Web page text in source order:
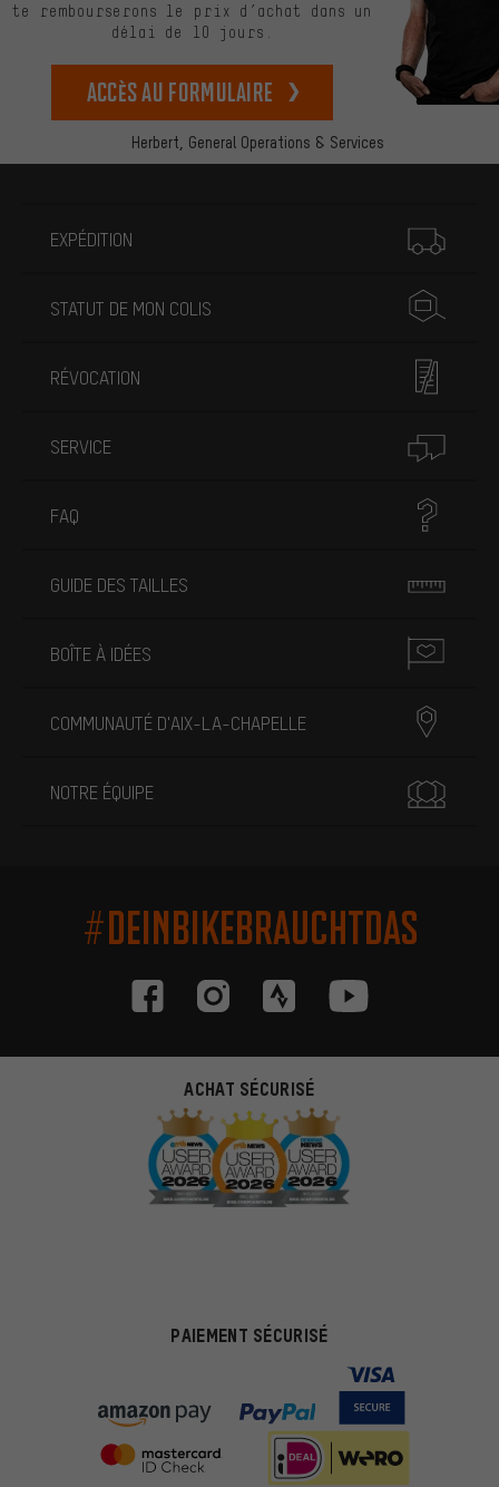
Herbert, General Operations & Services
te rembourserons le prix d’achat dans un
délai de 10 jours.
Accès au formulaire
EXPÉDITION
STATUT DE MON COLIS
RÉVOCATION
SERVICE
FAQ
GUIDE DES TAILLES
BOÎTE À IDÉES
COMMUNAUTÉ D'AIX-LA-CHAPELLE
NOTRE ÉQUIPE
#DEINBIKEBRAUCHTDAS
ACHAT SÉCURISÉ
PAIEMENT SÉCURISÉ